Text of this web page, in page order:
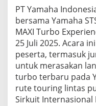
e
d
S
i
r
k
u
i
t
PT Yamaha
bersama Yamaha
MAXI Turbo
25 Juli 2025. Acara
peserta, termasuk
untuk merasakan
turbo terbaru pada
rute touring lintas
Sirkuit Internasional